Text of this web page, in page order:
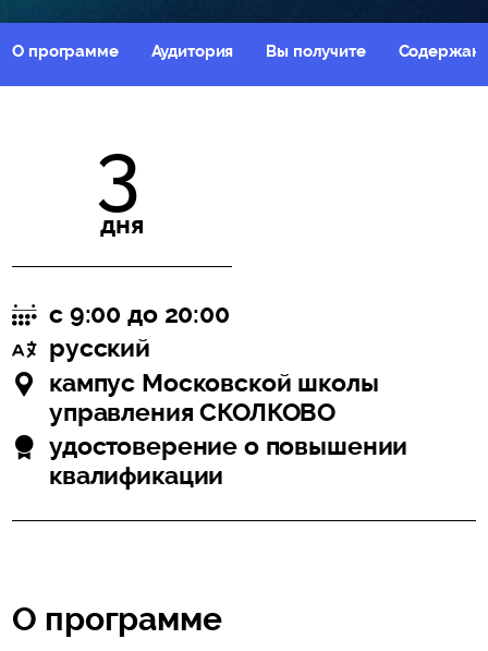
О программе Аудитория Вы получите
3
дня
с 9:00 до 20:00
русский
кампус Московской школы
управления СКОЛКОВО
удостоверение о повышении
квалификации
О программе